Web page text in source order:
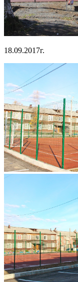
18.09.2017г.